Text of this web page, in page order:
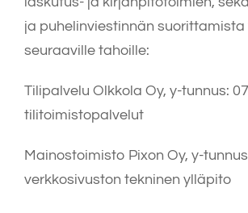
ja puhelinviestinnän suorittamista
seuraaville tahoille:
Tilipalvelu Olkkola Oy, y-tunnus:
tilitoimistopalvelut
Mainostoimisto Pixon Oy, y-
verkkosivuston tekninen ylläpito